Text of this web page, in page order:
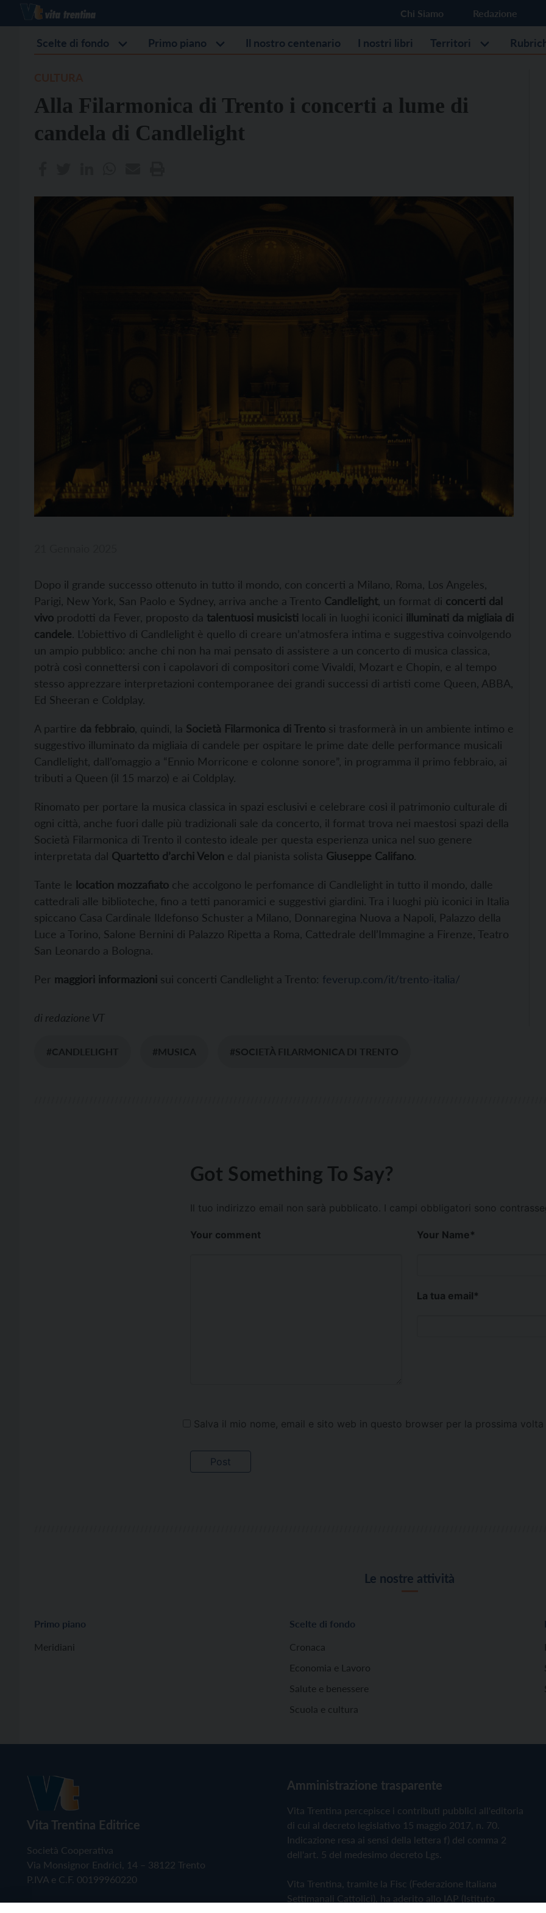
Chi Siamo Redazione
Scelte di fondo Primo piano Il nostro centenario I nostri libri Territori
Alla Filarmonica di Trento i concerti a lume di
candela di Candlelight
Dopo il grande successo ottenuto in tutto il mondo, con concerti a Milano, Roma, Los Angeles,
Parigi, New York, San Paolo e Sydney, arriva anche a Trento Candlelight , un format di concerti dal
vivo prodotti da Fever, proposto da talentuosi musicisti locali in luoghi iconici illuminati da migliaia di
candele. L’obiettivo di Candlelight è quello di creare un’atmosfera intima e suggestiva coinvolgendo
un ampio pubblico: anche chi non ha mai pensato di assistere a un concerto di musica classica,
potrà così connettersi con i capolavori di compositori come Vivaldi, Mozart e Chopin, e al tempo
stesso apprezzare interpretazioni contemporanee dei grandi successi di artisti come Queen, ABBA,
Ed Sheeran e Coldplay.
A partire da febbraio , quindi, la Società Filarmonica di Trento si trasformerà in un ambiente intimo e
suggestivo illuminato da migliaia di candele per ospitare le prime date delle performance musicali
Candlelight, dall’omaggio a “Ennio Morricone e colonne sonore”, in programma il primo febbraio, ai
tributi a Queen (il 15 marzo) e ai Coldplay.
Rinomato per portare la musica classica in spazi esclusivi e celebrare così il patrimonio culturale di
ogni città, anche fuori dalle più tradizionali sale da concerto, il format trova nei maestosi spazi della
Società Filarmonica di Trento il contesto ideale per questa esperienza unica nel suo genere
interpretata dal Quartetto d’archi Velon e dal pianista solista Giuseppe Califano.
Tante le location mozzafiato che accolgono le perfomance di Candlelight in tutto il mondo, dalle
cattedrali alle biblioteche, fino a tetti panoramici e suggestivi giardini. Tra i luoghi più iconici in Italia
spiccano Casa Cardinale Ildefonso Schuster a Milano, Donnaregina Nuova a Napoli, Palazzo della
Luce a Torino, Salone Bernini di Palazzo Ripetta a Roma, Cattedrale dell’Immagine a Firenze, Teatro
San Leonardo a Bologna.
Per maggiori informazioni sui concerti Candlelight a Trento: feverup.com/it/trento-italia/
di redazione VT
#CANDLELIGHT #MUSICA #SOCIETÀ FILARMONICA DI TRENTO
Got Something To Say?
Il tuo indirizzo email non sarà pubblicato. I campi obbligatori sono
Your comment Your Name*
La tua email*
Salva il mio nome, email e sito web in questo browser per la prossima
Le nostre attività
Primo piano
Meridiani
Scelte di fondo
Cronaca
Economia e Lavoro
Salute e benessere
Scuola e cultura
Vita Trentina Editrice
Società Cooperativa
Via Monsignor Endrici, 14 – 38122 Trento
P.IVA e C.F. 00199960220
Amministrazione trasparente
Vita Trentina percepisce i contributi pubblici all'editoria
di cui al decreto legislativo 15 maggio 2017, n. 70.
Indicazione resa ai sensi della lettera f) del comma 2
dell'art. 5 del medesimo decreto Lgs.
Vita Trentina, tramite la Fisc (Federazione Italiana
Settimanali Cattolici), ha aderito allo IAP (Istituto